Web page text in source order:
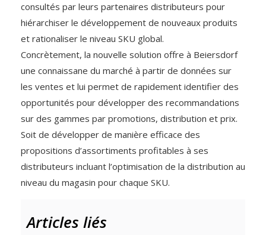
consultés par leurs partenaires distributeurs pour
hiérarchiser le développement de nouveaux produits
et rationaliser le niveau SKU global.
Concrètement, la nouvelle solution offre à Beiersdorf
une connaissane du marché à partir de données sur
les ventes et lui permet de rapidement identifier des
opportunités pour développer des recommandations
sur des gammes par promotions, distribution et prix.
Soit de développer de manière efficace des
propositions d’assortiments profitables à ses
distributeurs incluant l’optimisation de la distribution au
niveau du magasin pour chaque SKU.
Articles liés